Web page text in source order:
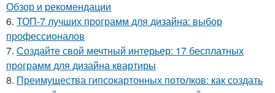
Обзор и рекомендации
6. ТОП-7 лучших программ для дизайна: выбор
профессионалов
7. Создайте свой мечтный интерьер: 17 бесплатных
программ для дизайна квартиры
8. Преимущества гипсокартонных потолков: как создать